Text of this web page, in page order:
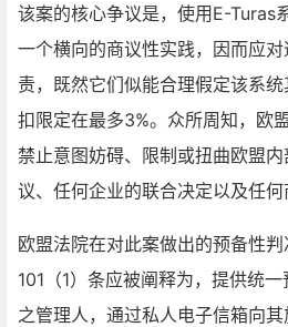
该案的核心争议是，使用E-Turas
一个横向的商议性实践，因而应
责，既然它们似能合理假定该系
扣限定在最多3%。众所周知，欧
禁止意图妨碍、限制或扭曲欧盟
议、任何企业的联合决定以及任何
欧盟法院在对此案做出的预备性
101（1）条应被阐释为，提供统
之管理人，通过私人电子信箱向